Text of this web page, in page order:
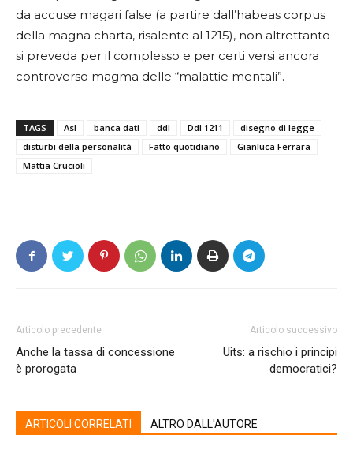
da accuse magari false (a partire dall’habeas corpus
della magna charta, risalente al 1215), non altrettanto
si preveda per il complesso e per certi versi ancora
controverso magma delle “malattie mentali”.
TAGS Asl banca dati ddl Ddl 1211
disegno di legge
disturbi della personalità
Fatto quotidiano
Gianluca Ferrara
Mattia Crucioli
Articolo precedente
Anche la tassa di concessione
è prorogata
Articolo successivo
Uits: a rischio i principi
democratici?
ARTICOLI CORRELATI ALTRO DALL'AUTORE